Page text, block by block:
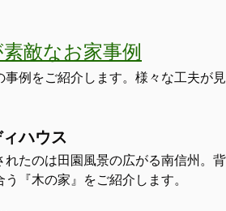
敵なお家事例
例をご紹介します。様々な工夫が
ハウス
たのは田園風景の広がる南信州。
『木の家』をご紹介します。